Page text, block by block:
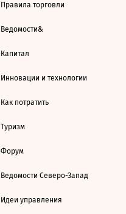
Правила торговли
Ведомости&
Капитал
Инновации и технологии
Как потратить
Туризм
Форум
Ведомости Северо-Запад
Идеи управления